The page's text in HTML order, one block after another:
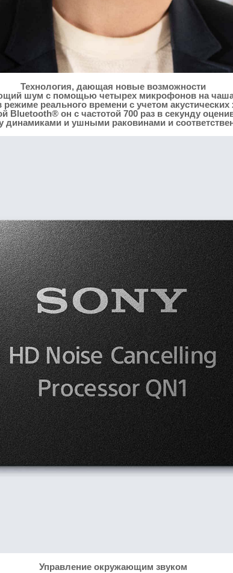
Технология, дающая новые возможности
шум с помощью четырех микрофонов на
реального времени с учетом
Bluetooth® он с частотой 700 раз в секунду
динамиками и ушными раковинами и
Управление окружающим звуком